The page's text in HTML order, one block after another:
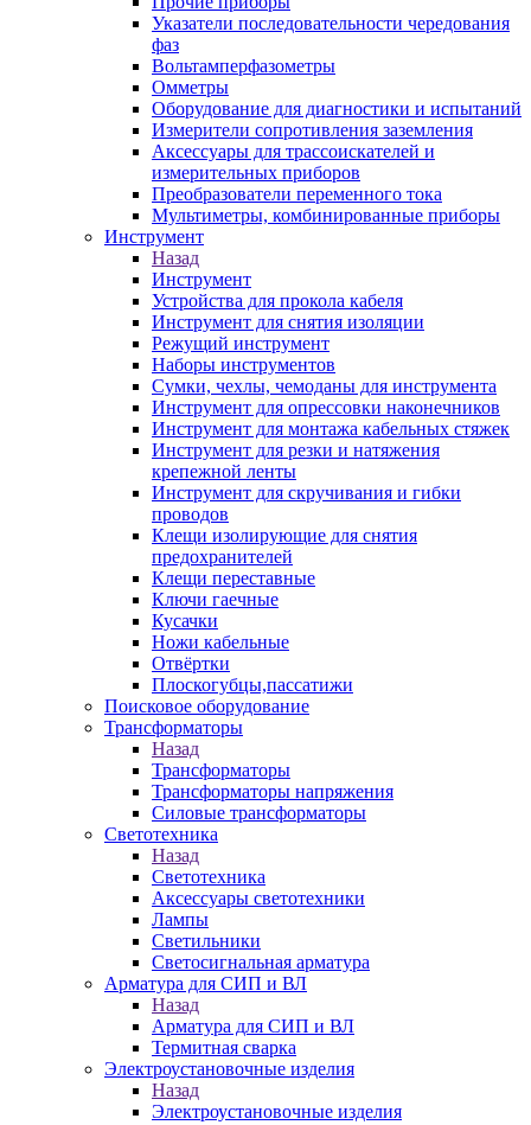
Указатели последовательности чередования
фаз
Вольтамперфазометры
Омметры
Оборудование для диагностики и испытаний
Измерители сопротивления заземления
Аксессуары для трассоискателей и
измерительных приборов
Преобразователи переменного тока
Мультиметры, комбинированные приборы
Инструмент
Назад
Инструмент
Устройства для прокола кабеля
Инструмент для снятия изоляции
Режущий инструмент
Наборы инструментов
Сумки, чехлы, чемоданы для инструмента
Инструмент для опрессовки наконечников
Инструмент для монтажа кабельных стяжек
Инструмент для резки и натяжения
крепежной ленты
Инструмент для скручивания и гибки
проводов
Клещи изолирующие для снятия
предохранителей
Клещи переставные
Ключи гаечные
Кусачки
Ножи кабельные
Отвёртки
Плоскогубцы,пассатижи
Поисковое оборудование
Трансформаторы
Назад
Трансформаторы
Трансформаторы напряжения
Силовые трансформаторы
Светотехника
Назад
Светотехника
Аксессуары светотехники
Лампы
Светильники
Светосигнальная арматура
Арматура для СИП и ВЛ
Назад
Арматура для СИП и ВЛ
Термитная сварка
Электроустановочные изделия
Назад
Электроустановочные изделия